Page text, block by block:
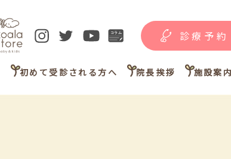
診療予約
初めて受診される方へ 院長挨拶 施設案